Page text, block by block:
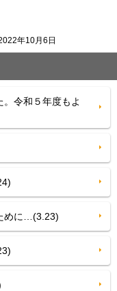
年10月6日
令和５年度もよ
めに…(3.23)